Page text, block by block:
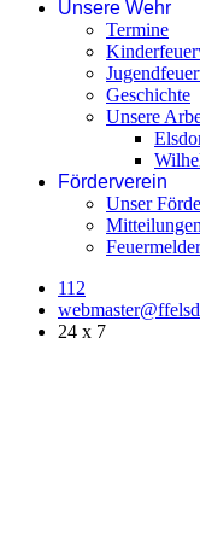
Unsere Wehr
Termine
Geschichte
Unsere
Förderverein
Unser
Mitteilungen
Feuermelder
112
24 x 7